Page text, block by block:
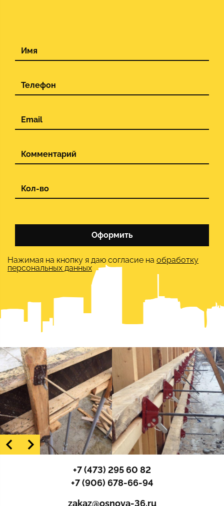
Оформить
Нажимая на кнопку я даю согласие на обработку
персональных данных
+7 (473) 295 60 82
+7 (906) 678-66-94
zakaz@osnova-36.ru